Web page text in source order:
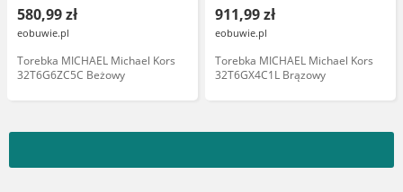
580,99 zł
eobuwie.pl
Torebka MICHAEL Michael Kors
32T6G6ZC5C Beżowy
911,99 zł
eobuwie.pl
Torebka MICHAEL Michael Kors
32T6GX4C1L Brązowy